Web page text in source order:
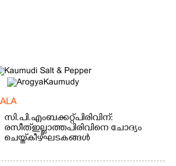
സി.പി.എം ബക്കറ്റ് പിരിവിന്:
രസീത് ഇല്ലാത്ത പിരിവിനെ ചോദ്യം
ചെയ്ത് കീഴ്ഘടകങ്ങൾ